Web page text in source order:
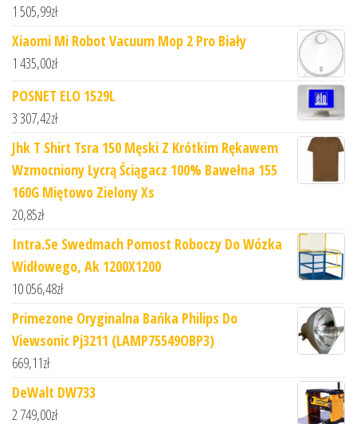
1 505,99zł
Xiaomi Mi Robot Vacuum Mop 2 Pro Biały
1 435,00zł
POSNET ELO 1529L
3 307,42zł
Jhk T Shirt Tsra 150 Męski Z Krótkim Rękawem
Wzmocniony Lycrą Ściągacz 100% Bawełna 155
160G Miętowo Zielony Xs
20,85zł
Intra.Se Swedmach Pomost Roboczy Do Wózka
Widłowego, Ak 1200X1200
10 056,48zł
Primezone Oryginalna Bańka Philips Do
Viewsonic Pj3211 (LAMP75549OBP3)
669,11zł
DeWalt DW733
2 749,00zł